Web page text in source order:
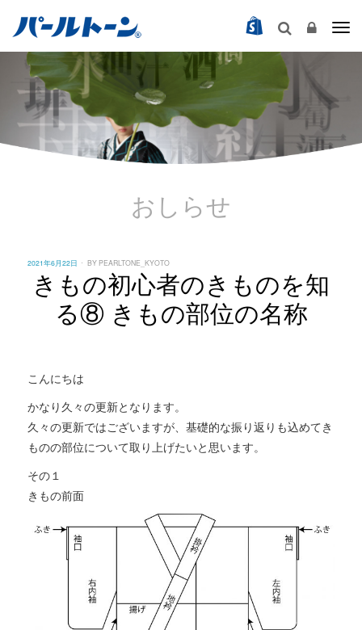
おしらせ
POSTED
2021年6月22日 BY PEARLTONE_KYOTO
きもの初心者のきものを知
る⑧ きもの部位の名称
こんにちは
かなり久々の更新となります。
久々の更新ではございますが、基礎的な振り返りも込めてき
ものの部位について取り上げたいと思います。
その１
きもの前面